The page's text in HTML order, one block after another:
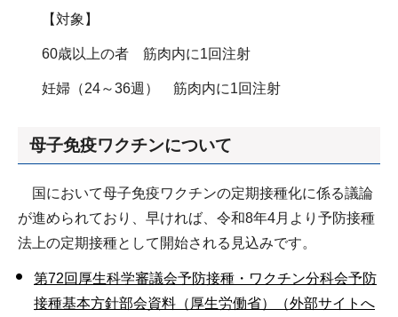
【対象】
60歳以上の者 筋肉内に1回注射
妊婦（24～36週） 筋肉内に1回注射
母子免疫ワクチンについて
国において母子免疫ワクチンの定期接種化に係る議論
が進められており、早ければ、令和8年4月より予防接種
法上の定期接種として開始される見込みです。
第72回厚生科学審議会予防接種・ワクチン分科会予防
接種基本方針部会資料（厚生労働省）（外部サイトへ